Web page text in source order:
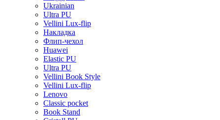
Ukrainian
Ultra PU
Vellini Lux-flip
Накладка
Флип-чехол
Huawei
Elastic PU
Ultra PU
Vellini Book Style
Vellini Lux-flip
Lenovo
Classic pocket
Book Stand